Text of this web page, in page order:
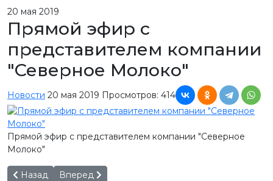
20 мая 2019
Прямой эфир с
представителем компании
"Северное Молоко"
Новости 20 мая 2019 Просмотров: 414
Прямой эфир с представителем компании "Северное
Молоко"
Предыдущий: НОВОЕ СЕВЕРНОЕ МОЛОКО
Назад Следующий: Резной Палисад на вершине
Вперед